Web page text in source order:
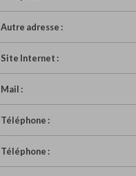
Autre adresse :
Site Internet :
Mail :
Téléphone :
Téléphone :